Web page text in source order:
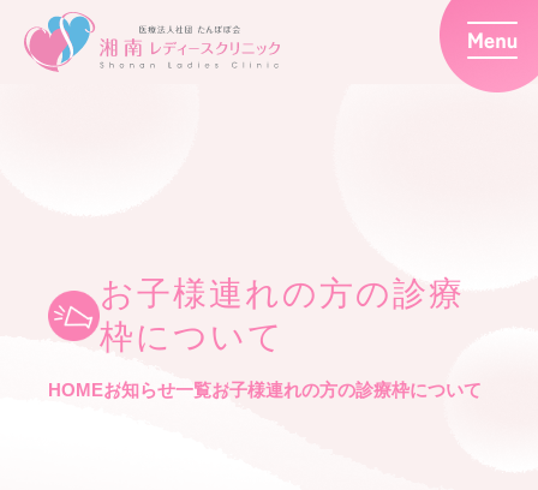
お子様連れの方の診療
枠について
HOMEお知らせ一覧お子様連れの方の診療枠について